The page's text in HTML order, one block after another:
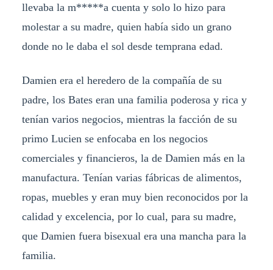
llevaba la m*****a cuenta y solo lo hizo para
molestar a su madre, quien había sido un grano
donde no le daba el sol desde temprana edad.
Damien era el heredero de la compañía de su
padre, los Bates eran una familia poderosa y rica y
tenían varios negocios, mientras la facción de su
primo Lucien se enfocaba en los negocios
comerciales y financieros, la de Damien más en la
manufactura. Tenían varias fábricas de alimentos,
ropas, muebles y eran muy bien reconocidos por la
calidad y excelencia, por lo cual, para su madre,
que Damien fuera bisexual era una mancha para la
familia.